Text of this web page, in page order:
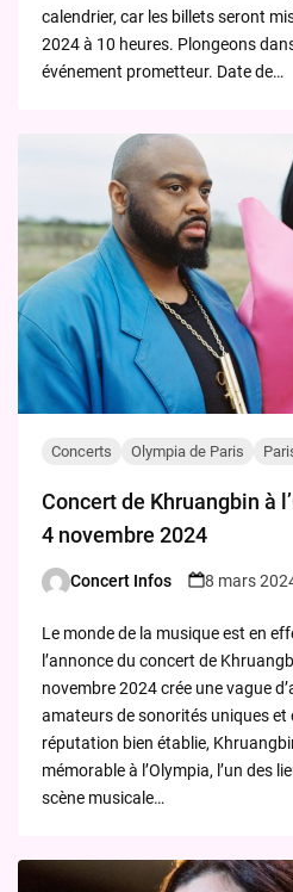
calendrier, car les billets seront
2024 à 10 heures. Plongeons
événement prometteur. Date de…
Concerts Olympia de Paris
Concert de Khruangbin à
4 novembre 2024
Posted
Concert Infos 8 mars
Le monde de la musique est en
l’annonce du concert de
novembre 2024 crée une vague
amateurs de sonorités uniques et
réputation bien établie,
mémorable à l’Olympia, l’un des
scène musicale…